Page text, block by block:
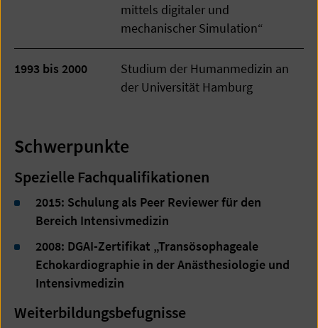
mittels digitaler und
mechanischer Simulation“
1993 bis 2000
Studium der Humanmedizin an
der Universität Hamburg
Schwerpunkte
Spezielle Fachqualifikationen
2015: Schulung als Peer Reviewer für den
Bereich Intensivmedizin
2008: DGAI-Zertifikat „Transösophageale
Echokardiographie in der Anästhesiologie und
Intensivmedizin
Weiterbildungsbefugnisse